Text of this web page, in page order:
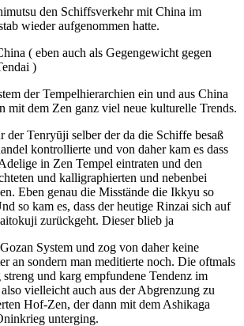
den Schiffsverkehr mit China im
wieder aufgenommen hatte.
( eben auch als Gegengewicht gegen
)
der Tempelhierarchien ein und aus China
mit dem Zen ganz viel neue kulturelle Trends.
der Tenryūji selber der da die Schiffe besaß
kontrollierte und von daher kam es dass
in Zen Tempel eintraten und den
und kalligraphierten und nebenbei
Eben genau die Misstände die Ikkyu so
so kam es, dass der heutige Rinzai sich auf
zurückgeht. Dieser blieb ja
System und zog von daher keine
an sondern man meditierte noch. Die oftmals
streng und karg empfundene Tendenz im
vielleicht auch aus der Abgrenzung zu
Hof-Zen, der dann mit dem Ashikaga
unterging.